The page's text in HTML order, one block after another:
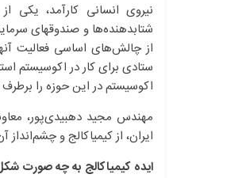
نیروی انسانی کارآمد، یکی
شتابدهنده‌ها و صندوقهای
از چالش‌های اساسی فعالیت
ستادی برای کار در اکوسیستم
اکوسیستم در این حوزه را
مهندس مجید دهبیدی‌پور،
ایران، از کیمیاکالج و
ایده کیمیاکالج به چه صورت